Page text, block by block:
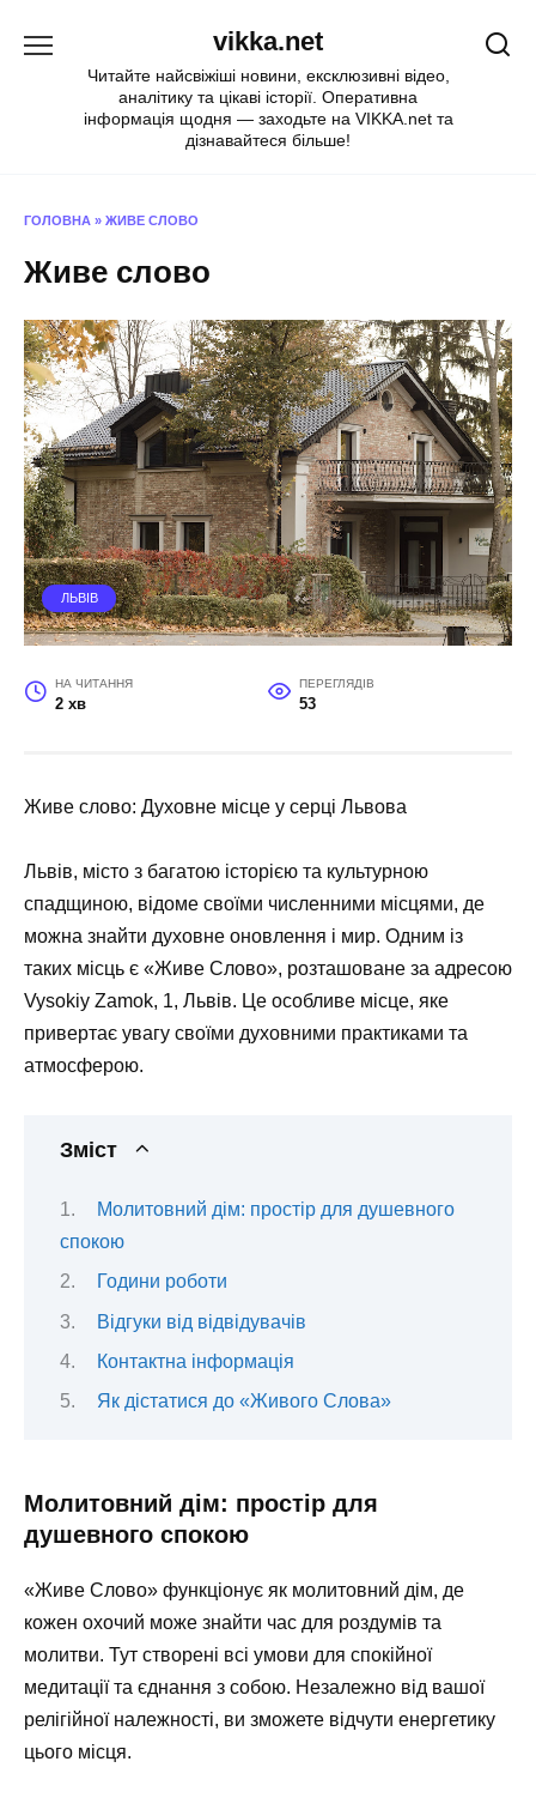
vikka.net
Читайте найсвіжіші новини, ексклюзивні відео,
аналітику та цікаві історії. Оперативна
інформація щодня — заходьте на VIKKA.net та
дізнавайтеся більше!
ГОЛОВНА » ЖИВЕ СЛОВО
Живе слово
ЛЬВІВ
НА ЧИТАННЯ
2 хв
ПЕРЕГЛЯДІВ
53
Живе слово: Духовне місце у серці Львова
Львів, місто з багатою історією та культурною
спадщиною, відоме своїми численними місцями, де
можна знайти духовне оновлення і мир. Одним із
таких місць є «Живе Слово», розташоване за адресою
Vysokiy Zamok, 1, Львів. Це особливе місце, яке
привертає увагу своїми духовними практиками та
атмосферою.
Зміст
Молитовний дім: простір для душевного
спокою
Години роботи
Відгуки від відвідувачів
Контактна інформація
Як дістатися до «Живого Слова»
Молитовний дім: простір для
душевного спокою
«Живе Слово» функціонує як молитовний дім, де
кожен охочий може знайти час для роздумів та
молитви. Тут створені всі умови для спокійної
медитації та єднання з собою. Незалежно від вашої
релігійної належності, ви зможете відчути енергетику
цього місця.